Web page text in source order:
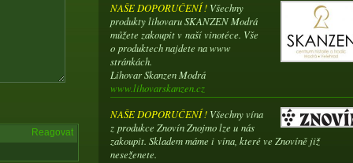
Reagovat
NAŠE DOPORUČENÍ ! Všechny
produkty lihovaru SKANZEN Modrá
můžete zakoupit v naší vinotéce. Vše
o produktech najdete na www
stránkách.
Lihovar Skanzen Modrá
www.lihovarskanzen.cz
NAŠE DOPORUČENÍ ! Všechny vína
z produkce Znovín Znojmo lze u nás
zakoupit. Skladem máme i vína, které ve Znovíně již
neseženete.